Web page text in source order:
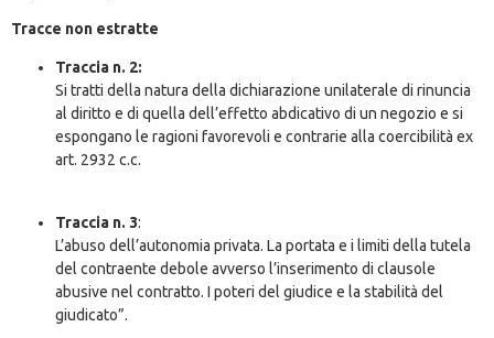
Tracce non estratte
Traccia n. 2:
Si tratti della natura della dichiarazione unilaterale di rinuncia
al diritto e di quella dell’effetto abdicativo di un negozio e si
espongano le ragioni favorevoli e contrarie alla coercibilità ex
art. 2932 c.c.
Traccia n. 3:
L’abuso dell’autonomia privata. La portata e i limiti della tutela
del contraente debole avverso l’inserimento di clausole
abusive nel contratto. I poteri del giudice e la stabilità del
giudicato”.